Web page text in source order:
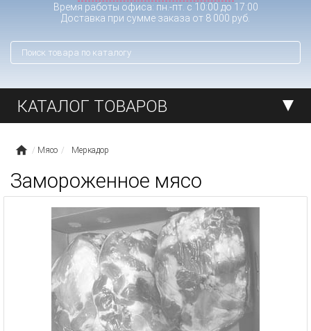
Время работы офиса: пн.-пт. с 10:00 до 17:00
Доставка при сумме заказа от 8 000 руб.
КАТАЛОГ ТОВАРОВ
Мясо Меркадор
Замороженное мясо